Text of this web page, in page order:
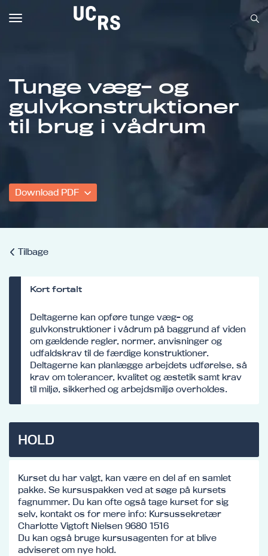
Om UCRS
Bliv faglært
Tunge væg- og
gulvkonstruktioner
til brug i vådrum
Download PDF
Tilbage
Kort fortalt
Deltagerne kan opføre tunge væg- og
gulvkonstruktioner i vådrum på baggrund af viden
om gældende regler, normer, anvisninger og
udfaldskrav til de færdige konstruktioner.
Deltagerne kan planlægge arbejdets udførelse, så
krav om tolerancer, kvalitet og æstetik samt krav
til miljø, sikkerhed og arbejdsmiljø overholdes.
HOLD
Kurset du har valgt, kan være en del af en samlet
pakke. Se kursuspakken ved at søge på kursets
fagnummer. Du kan ofte også tage kurset for sig
selv, kontakt os for mere info: Kursussekretær
Charlotte Vigtoft Nielsen 9680 1516
Du kan også bruge kursusagenten for at blive
adviseret om nye hold.